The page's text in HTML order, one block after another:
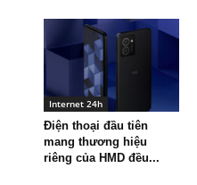
Internet 24h
Điện thoại đầu tiên
mang thương hiệu
riêng của HMD đều...